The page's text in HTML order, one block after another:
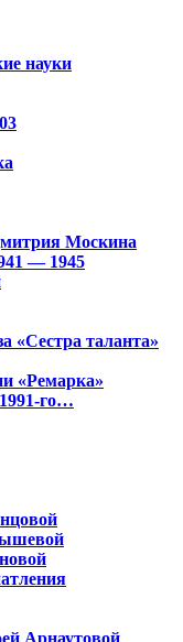
науки
Москина
— 1945
«Сестра таланта»
«Ремарка»
го…